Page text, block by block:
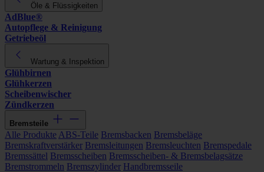
Öle & Flüssigkeiten
AdBlue®
Autopflege & Reinigung
Getriebeöl
Wartung & Inspektion
Glühbirnen
Glühkerzen
Scheibenwischer
Zündkerzen
Bremsteile
Alle Produkte ABS-Teile Bremsbacken Bremsbeläge
Bremskraftverstärker Bremsleitungen Bremsleuchten Bremspedale
Bremssättel Bremsscheiben Bremsscheiben- & Bremsbelagsätze
Bremstrommeln Bremszylinder Handbremsseile